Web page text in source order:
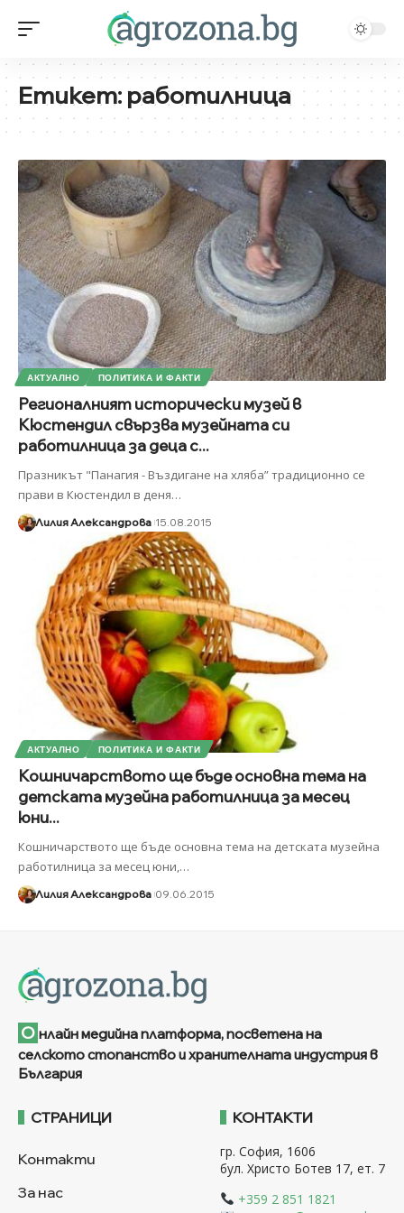
Етикет:работилница
АКТУАЛНО ПОЛИТИКА И ФАКТИ
Регионалният исторически музей в
Кюстендил свързва музейната си
работилница за деца с...
Празникът "Панагия - Въздигане на хляба” традиционно се
прави в Кюстендил в деня…
Лилия Александрова 15.08.2015
АКТУАЛНО ПОЛИТИКА И ФАКТИ
Кошничарството ще бъде основна тема на
детската музейна работилница за месец
юни...
Кошничарството ще бъде основна тема на детската музейна
работилница за месец юни, …
Лилия Александрова 09.06.2015
О нлайн медийна платформа, посветена на
селското стопанство и хранителната индустрия в
България
СТРАНИЦИ
Контакти
За нас
КОНТАКТИ
гр. София, 1606
бул. Христо Ботев 17, ет. 7
+359 2 851 1821